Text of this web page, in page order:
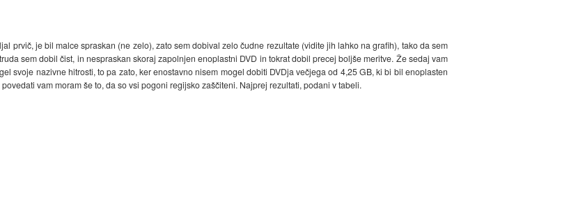
prvič, je bil malce spraskan (ne zelo), zato sem dobival zelo čudne rezultate (vidite jih lahko na grafih), tako da sem
sem dobil čist, in nespraskan skoraj zapolnjen enoplastni DVD in tokrat dobil precej boljše meritve. Že sedaj vam
svoje nazivne hitrosti, to pa zato, ker enostavno nisem mogel dobiti DVDja večjega od 4,25 GB, ki bi bil enoplasten
vam moram še to, da so vsi pogoni regijsko zaščiteni. Najprej rezultati, podani v tabeli.